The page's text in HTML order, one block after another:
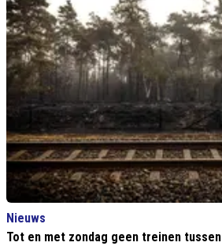
Nieuws
Tot en met zondag geen treinen